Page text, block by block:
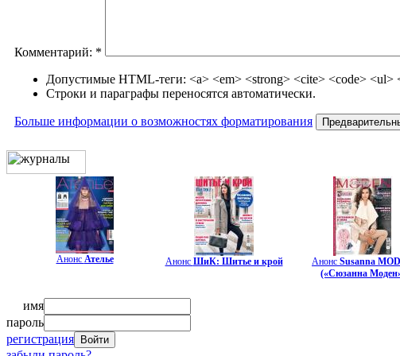
Комментарий: *
Допустимые HTML-теги: <a> <em> <strong> <cite> <code>
Строки и параграфы переносятся автоматически.
Больше информации о возможностях форматирования
Анонс Ателье Анонс ШиК: Шитье и крой Анонс Susanna
(«Сюзанна
имя
пароль
регистрация